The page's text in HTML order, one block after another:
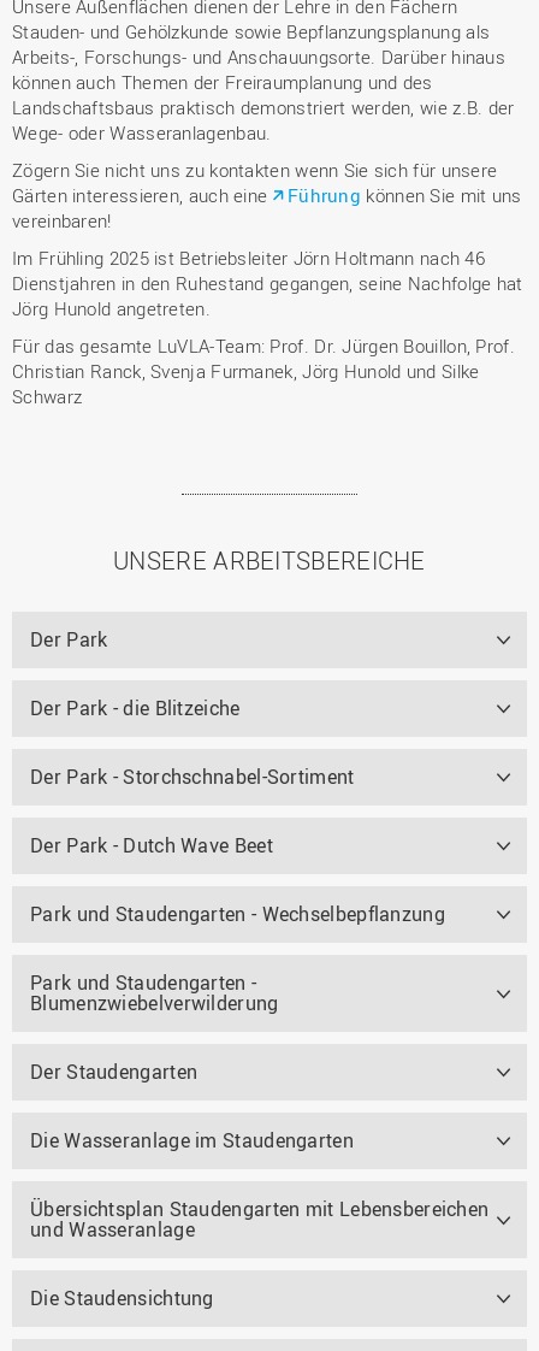
Unsere Außenflächen dienen der Lehre in den Fächern
Stauden- und Gehölzkunde sowie Bepflanzungsplanung als
Arbeits-, Forschungs- und Anschauungsorte. Darüber hinaus
können auch Themen der Freiraumplanung und des
Landschaftsbaus praktisch demonstriert werden, wie z.B. der
Wege- oder Wasseranlagenbau.
Zögern Sie nicht uns zu kontakten wenn Sie sich für unsere
Gärten interessieren, auch eine
Führung können Sie mit uns
vereinbaren!
Im Frühling 2025 ist Betriebsleiter Jörn Holtmann nach 46
Dienstjahren in den Ruhestand gegangen, seine Nachfolge hat
Jörg Hunold angetreten.
Für das gesamte LuVLA-Team: Prof. Dr. Jürgen Bouillon, Prof.
Christian Ranck, Svenja Furmanek, Jörg Hunold und Silke
Schwarz
UNSERE ARBEITSBEREICHE
Der Park
Der Park - die Blitzeiche
Der Park - Storchschnabel-Sortiment
Der Park - Dutch Wave Beet
Park und Staudengarten - Wechselbepflanzung
Park und Staudengarten -
Blumenzwiebelverwilderung
Der Staudengarten
Die Wasseranlage im Staudengarten
Übersichtsplan Staudengarten mit Lebensbereichen
und Wasseranlage
Die Staudensichtung